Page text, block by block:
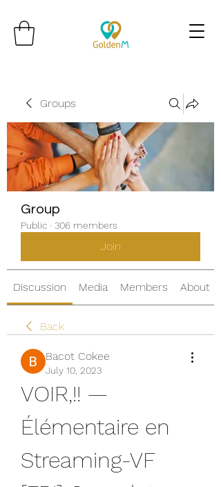
Groups
Group
Public · 306 members
Join
Discussion Media Members About
Back
Bacot Cokee
July 10, 2023
VOIR,!! —
Élémentaire en
Streaming-VF